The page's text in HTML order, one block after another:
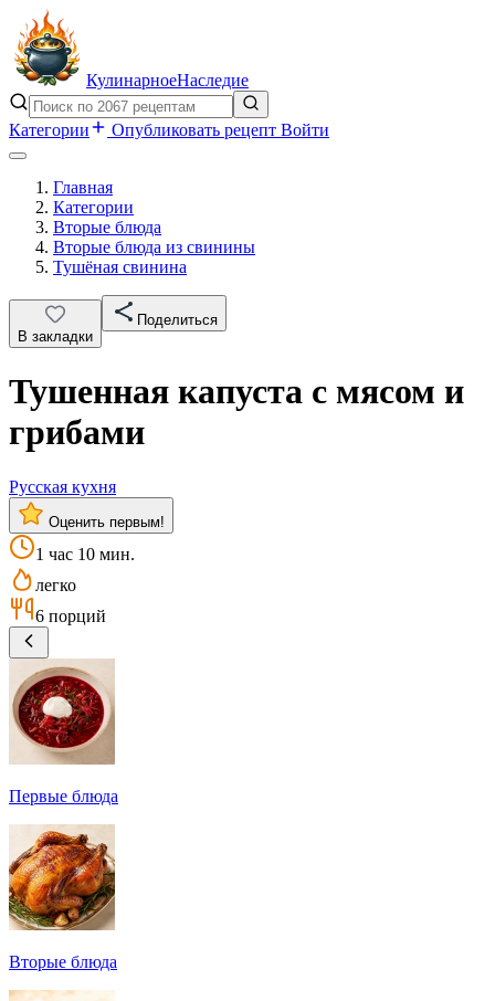
КулинарноеНаследие
Категории Опубликовать рецепт Войти
Главная
Категории
Вторые блюда
Вторые блюда из свинины
Тушёная свинина
В закладки
Поделиться
Тушенная капуста с мясом и
грибами
Русская кухня
Оценить первым!
1 час 10 мин.
легко
6 порций
Первые блюда
Вторые блюда